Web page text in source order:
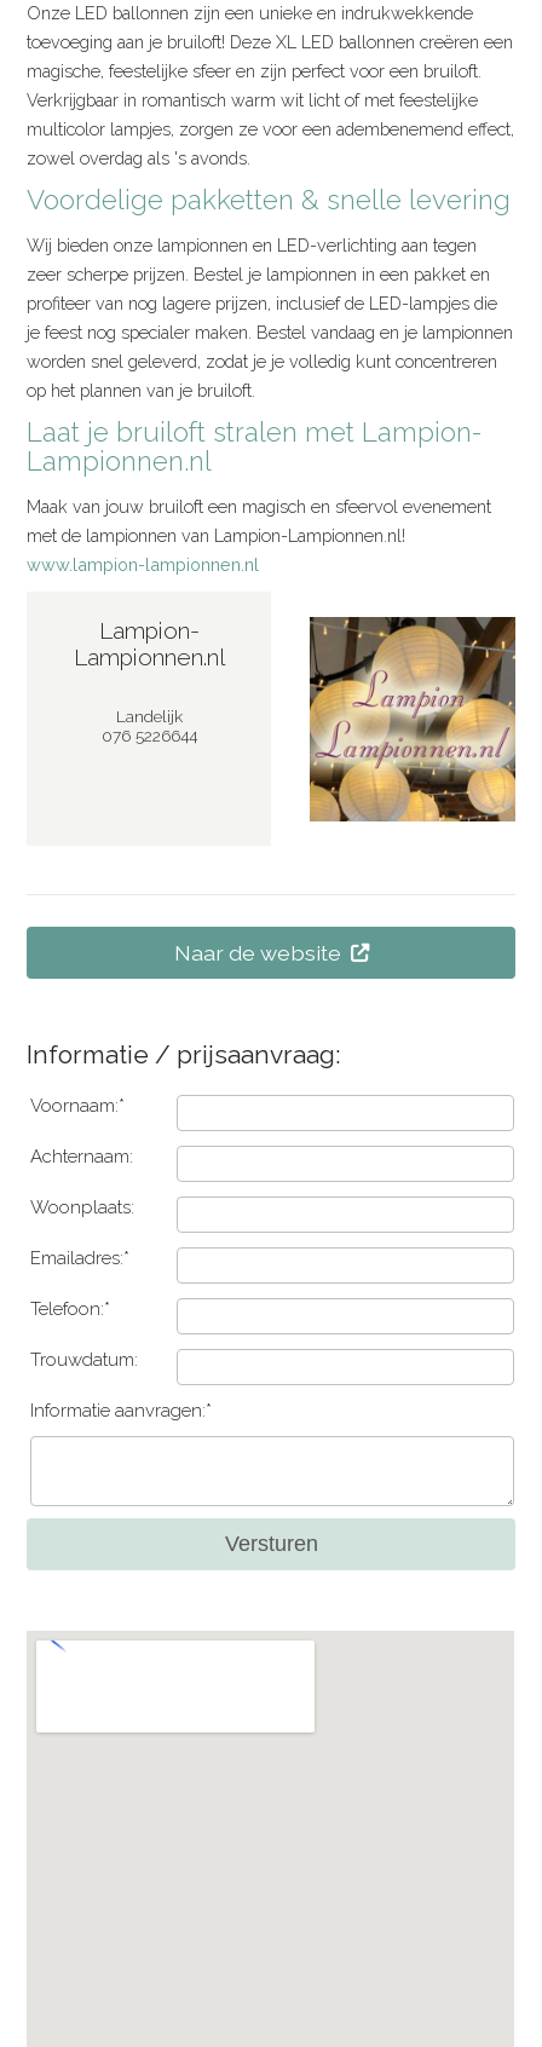
Onze LED ballonnen zijn een unieke en indrukwekkende
toevoeging aan je bruiloft! Deze XL LED ballonnen creëren een
magische, feestelijke sfeer en zijn perfect voor een bruiloft.
Verkrijgbaar in romantisch warm wit licht of met feestelijke
multicolor lampjes, zorgen ze voor een adembenemend effect,
zowel overdag als 's avonds.
Voordelige pakketten & snelle levering
Wij bieden onze lampionnen en LED-verlichting aan tegen
zeer scherpe prijzen. Bestel je lampionnen in een pakket en
profiteer van nog lagere prijzen, inclusief de LED-lampjes die
je feest nog specialer maken. Bestel vandaag en je lampionnen
worden snel geleverd, zodat je je volledig kunt concentreren
op het plannen van je bruiloft.
Laat je bruiloft stralen met Lampion-
Lampionnen.nl
Maak van jouw bruiloft een magisch en sfeervol evenement
met de lampionnen van Lampion-Lampionnen.nl!
www.lampion-lampionnen.nl
Lampion-
Lampionnen.nl
Landelijk
076 5226644
Naar de website
Informatie / prijsaanvraag:
Voornaam:*
Achternaam:
Woonplaats:
Emailadres:*
Telefoon:*
Trouwdatum:
Informatie aanvragen:*